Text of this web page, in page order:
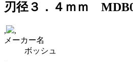
刃径３．４ｍｍ
,
,
メーカー名
ボッシュ